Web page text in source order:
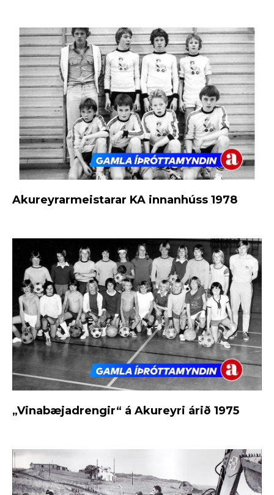
Akureyrarmeistarar KA innanhúss 1978
„Vinabæjadrengir“ á Akureyri árið 1975